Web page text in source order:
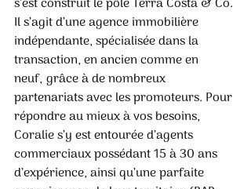
Il s’agit d’une agence immobilière
indépendante, spécialisée dans la
transaction, en ancien comme en
neuf, grâce à de nombreux
partenariats avec les promoteurs. Pour
répondre au mieux à vos besoins,
Coralie s’y est entourée d’agents
commerciaux possédant 15 à 30 ans
d’expérience, ainsi qu’une parfaite